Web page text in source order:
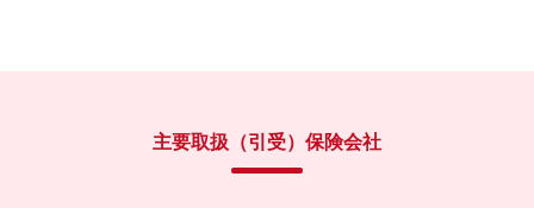
主要取扱（引受）保険会社